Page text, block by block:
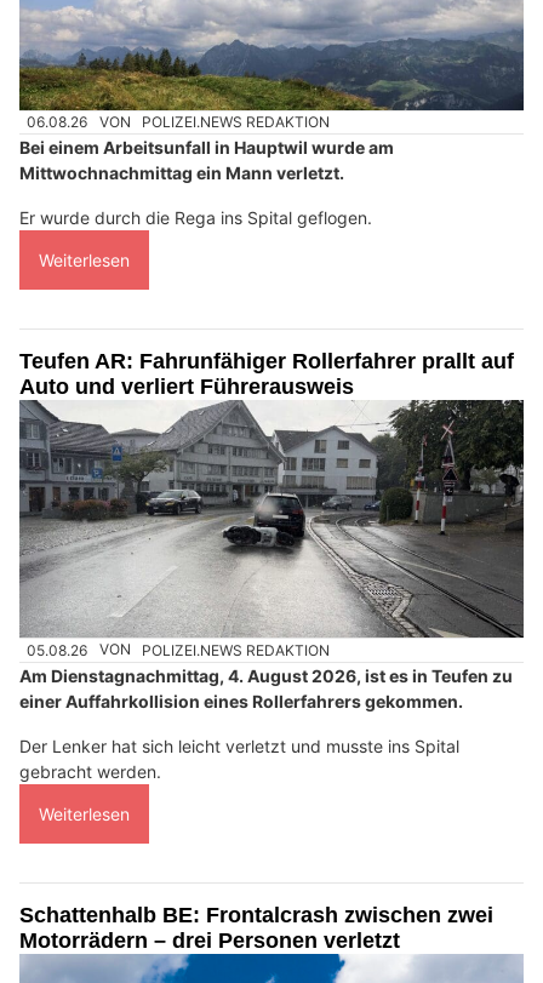
06.08.26 VON POLIZEI.NEWS REDAKTION
Bei einem Arbeitsunfall in Hauptwil wurde am
Mittwochnachmittag ein Mann verletzt.
Er wurde durch die Rega ins Spital geflogen.
Weiterlesen
Teufen AR: Fahrunfähiger Rollerfahrer prallt auf
Auto und verliert Führerausweis
05.08.26 VON POLIZEI.NEWS REDAKTION
Am Dienstagnachmittag, 4. August 2026, ist es in Teufen zu
einer Auffahrkollision eines Rollerfahrers gekommen.
Der Lenker hat sich leicht verletzt und musste ins Spital
gebracht werden.
Weiterlesen
Schattenhalb BE: Frontalcrash zwischen zwei
Motorrädern – drei Personen verletzt